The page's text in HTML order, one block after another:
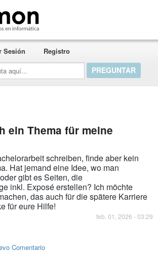
Sesión Registro
ein Thema für meine
schreiben, finde aber kein
Hat jemand eine Idee, wo man
gibt es Seiten, die
inkl. Exposé erstellen? Ich möchte
das auch für die spätere Karriere
für eure Hilfe!
feb. 01, 2026 - 03:29
Comentario